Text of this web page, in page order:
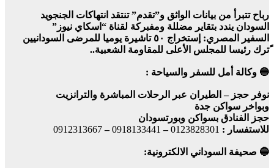
رباح تتبرأ من بيانات الواثق و”تقدم” تنتقد انتهاكات الجنجويد
السودان يندد بتقاير مضللة ومفبركة لقناة “اسكاي نيوز”
السفير المصري: إستخراج ٥٠ تاشيرة يوميا للمرضى السودانيين
ًترك رئيسا للمجلس الأعلى للمقاومة الشعبية..
🔵 وكالة أمل للسفر والسياحة :
نوفر حجز – الطيران عبر الرحلات المباشرة والترانزيت
وبواخر سواكن جدة
حجز الفنادق بسواكن وبورتسودان
للاستفسار : 0123828301
–
0918133441
–
0912313667
🔵 صحيفة السوداني الالكترونية: